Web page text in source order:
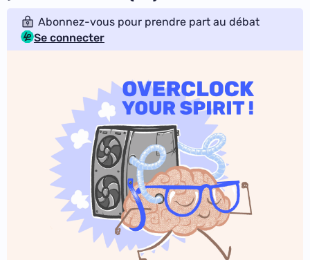
Abonnez-vous pour prendre part au débat
Se connecter